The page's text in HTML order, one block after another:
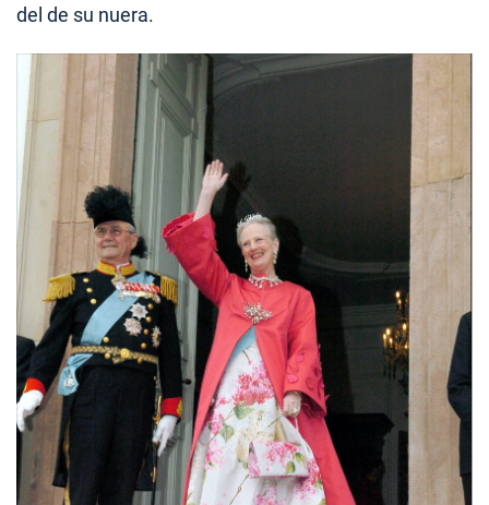
del de su nuera.